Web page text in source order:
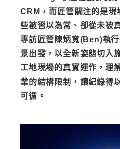
CRM，而匠管關注的是現
些被習以為常、卻從未被
專訪匠管陳炳寬(Ben)執
景出發，以全新姿態切入
工地現場的真實運作，理
業的結構限制，讓紀錄得
可循。